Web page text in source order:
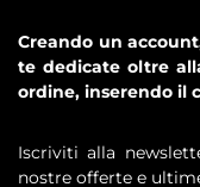
Creando un
te dedicate oltre
ordine, inserendo il
Iscriviti alla
nostre offerte e